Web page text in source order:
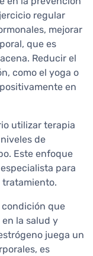
regular
mejorar
que es
Reducir el
como el yoga o
en
utilizar terapia
de
Este enfoque
para
tratamiento.
condición que
la salud y
juega un
es